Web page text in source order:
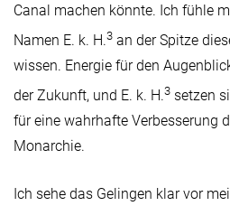
Canal machen könnte. Ich fühle
Namen E. k. H.3 an der Spitze
wissen. Energie für den
der Zukunft, und E. k. H.3 setzen
für eine wahrhafte Verbesserung
Monarchie.
Ich sehe das Gelingen klar vor